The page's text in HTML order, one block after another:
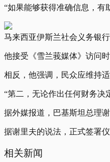
“如果能够获得准确信息，有
马来西亚伊斯兰社会义务银
他接受《雪兰莪媒体》访问
相反，他强调，民众应维持
“第二，无论作出任何财务决
据外媒报道，巴基斯坦总理
据谢里夫的说法，正式签署
相关新闻